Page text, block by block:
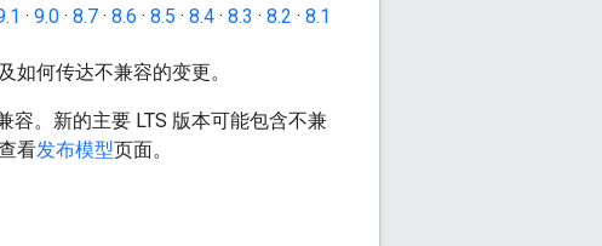
· 9.0 · 8.7 · 8.6 · 8.5 · 8.4 · 8.3 · 8.2 · 8.1
何传达不兼容的变更。
容。新的主要 LTS 版本可能包含不兼
看发布模型页面。